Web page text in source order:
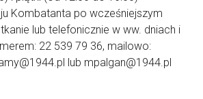
Kombatanta po wcześniejszym
lub telefonicznie w ww. dniach i
22 539 79 36, mailowo:
lub mpalgan@1944.pl